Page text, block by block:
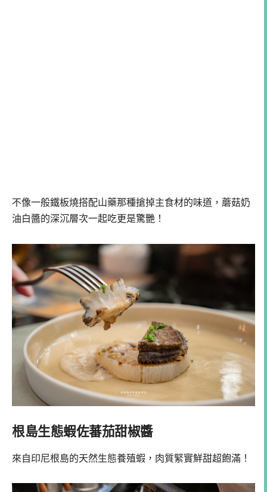
不像一般鐵板燒搭配山藥那種搶掉主食材的味道，蘑菇奶
油白醬的深沉層次一起吃更是驚艷！
根島生態蝦佐蕃茄甜椒醬
來自印尼根島的天然生態養殖蝦，肉質緊實鮮甜超飽滿！